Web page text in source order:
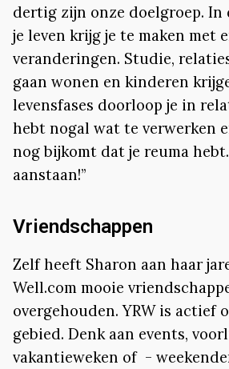
dertig zijn onze doelgroep. In
je leven krijg je te maken met
veranderingen. Studie,
gaan wonen en kinderen
levensfases doorloop je in
hebt nogal wat te verwerken
nog bijkomt dat je reuma
aanstaan!”
Vriendschappen
Zelf heeft Sharon aan haar
Well.com mooie
overgehouden. YRW is actief
gebied. Denk aan events,
vakantieweken of -